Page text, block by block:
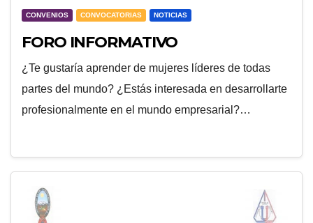
CONVENIOS CONVOCATORIAS NOTICIAS
FORO INFORMATIVO
¿Te gustaría aprender de mujeres líderes de todas
partes del mundo? ¿Estás interesada en desarrollarte
profesionalmente en el mundo empresarial?…